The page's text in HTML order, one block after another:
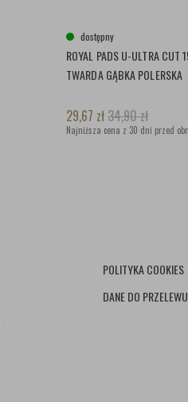
dostępny
ROYAL PADS U-ULTRA CUT
TWARDA GĄBKA POLERSKA
29,67 zł34,90zł
Najniższa cena z 30 dni przed
POLITYKA COOKIES
DANE DO PRZELEWU